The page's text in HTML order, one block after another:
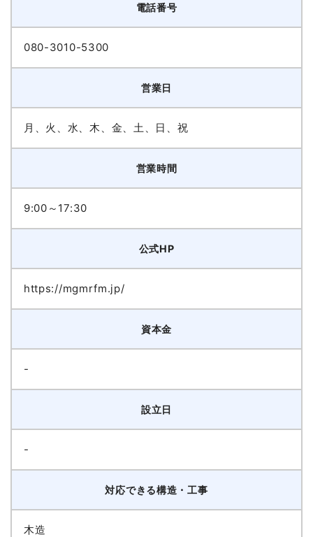
電話番号
080-3010-5300
営業日
月、火、水、木、金、土、日、祝
営業時間
9:00～17:30
公式HP
https://mgmrfm.jp/
資本金
-
設立日
-
対応できる構造・工事
木造